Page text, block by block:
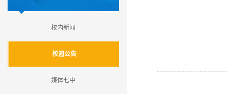
校内新闻
校园公告
媒体七中